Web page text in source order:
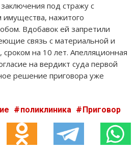
под стражу с
нажитого
Вдобавок ей запретили
связь с материальной и
на 10 лет. Апелляционная
на вердикт суда первой
решение приговора уже
поликлиника Приговор